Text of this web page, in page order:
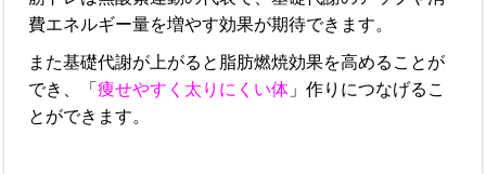
費エネルギー量を増やす効果が期待できます。
また基礎代謝が上がると脂肪燃焼効果を高めることが
でき、「痩せやすく太りにくい体 」作りにつなげるこ
とができます。